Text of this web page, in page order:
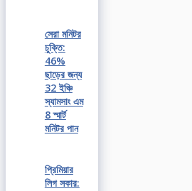
সেরা মনিটর
চুক্তি:
46%
ছাড়ের জন্য
32 ইঞ্চি
স্যামসাং এম
8 স্মার্ট
মনিটর পান
প্রিমিয়ার
লিগ সকার: